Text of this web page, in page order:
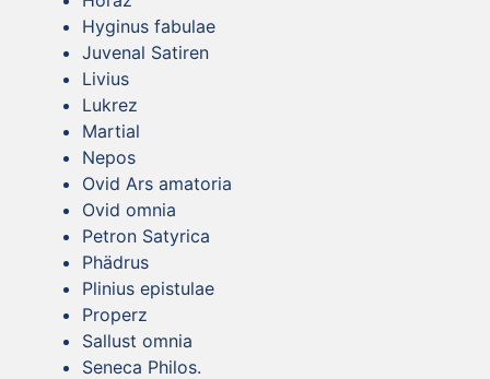
Hyginus fabulae
Juvenal Satiren
Livius
Lukrez
Martial
Nepos
Ovid Ars amatoria
Ovid omnia
Petron Satyrica
Phädrus
Plinius epistulae
Properz
Sallust omnia
Seneca Philos.